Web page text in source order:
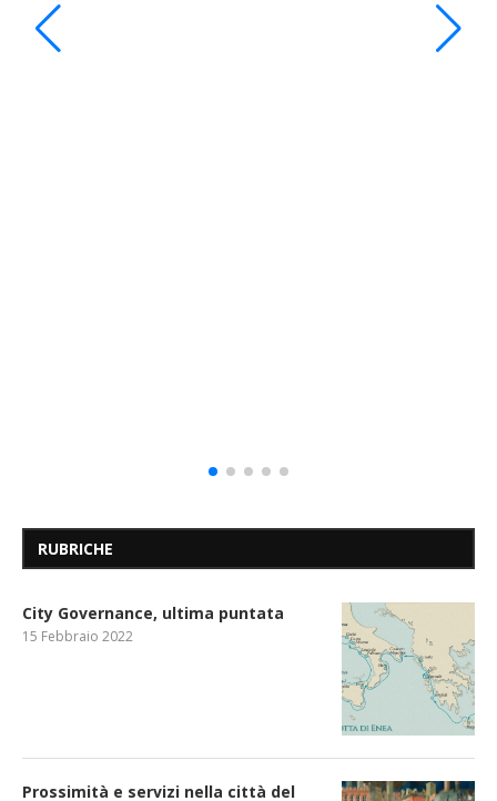
RUBRICHE
City Governance, ultima puntata
15 Febbraio 2022
Prossimità e servizi nella città del